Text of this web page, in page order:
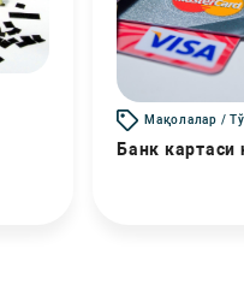
Мақолалар /
Банк картаси